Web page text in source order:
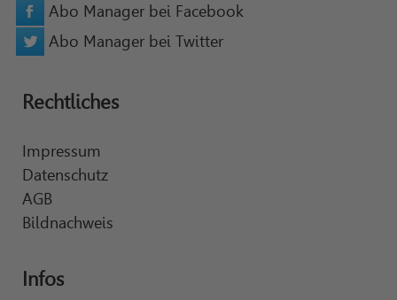
Abo Manager bei Facebook
Abo Manager bei Twitter
Rechtliches
Impressum
Datenschutz
AGB
Bildnachweis
Infos